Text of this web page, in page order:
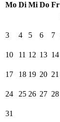
Mo Di Mi Do Fr
3 4 5 6 7
10 11 12 13 14
17 18 19 20 21
24 25 26 27 28
31